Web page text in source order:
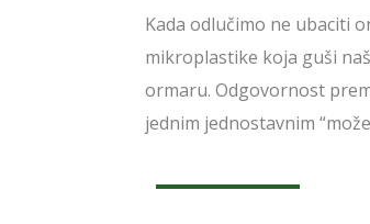
Kada odlučimo ne ubaciti
mikroplastike koja guši
ormaru. Odgovornost
jednim jednostavnim